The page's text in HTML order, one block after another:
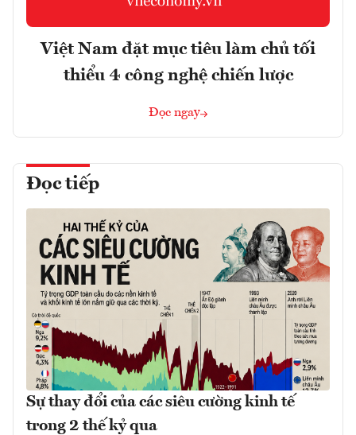
Việt Nam đặt mục tiêu làm chủ tối
thiểu 4 công nghệ chiến lược
Đọc ngay
Đọc tiếp
Sự thay đổi của các siêu cường kinh tế
trong 2 thế kỷ qua